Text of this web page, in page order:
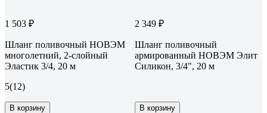
1 503 ₽
Шланг поливочный НОВЭМ
многолетний, 2-слойный
Эластик 3/4, 20 м
5(12)
В корзину
2 349 ₽
Шланг поливочный
армированный НОВЭМ Элит
Силикон, 3/4", 20 м
В корзину